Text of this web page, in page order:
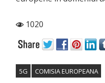
1020
5G COMISIA EUROPEANA